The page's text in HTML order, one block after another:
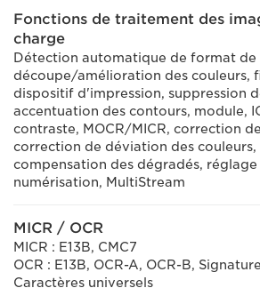
Fonctions de traitement des
charge
Détection automatique de format de
découpe/amélioration des couleurs,
dispositif d'impression, suppression
accentuation des contours, module,
contraste, MOCR/MICR, correction
correction de déviation des couleurs,
compensation des dégradés, réglage
numérisation, MultiStream
MICR / OCR
MICR : E13B, CMC7
OCR : E13B, OCR-A, OCR-B,
Caractères universels